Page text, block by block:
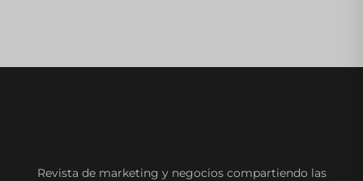
Revista de marketing y negocios compartiendo las